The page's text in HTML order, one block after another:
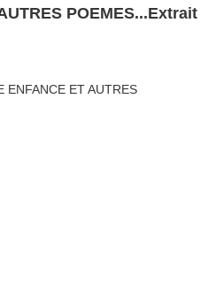
POEMES...Extrait